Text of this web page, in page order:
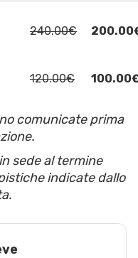
240.00€
120.00€
comunicate prima
sede al termine
indicate dallo